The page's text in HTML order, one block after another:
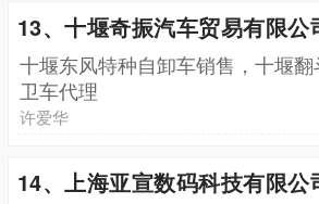
13、十堰奇振汽车贸易有限公
十堰东风特种自卸车销售，十堰
卫车代理
许爱华
14、上海亚宣数码科技有限公